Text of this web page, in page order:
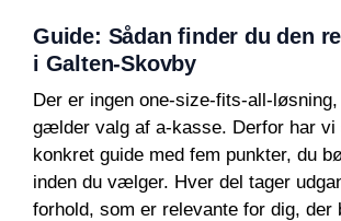
Guide: Sådan finder du den
i Galten-Skovby
Der er ingen one-size-fits-all-
gælder valg af a-kasse. Derfor har vi
konkret guide med fem punkter, du
inden du vælger. Hver del tager
forhold, som er relevante for dig, der